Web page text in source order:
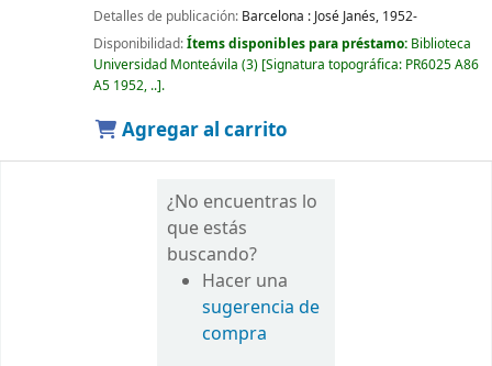
Detalles de publicación: Barcelona : José Janés, 1952-
Disponibilidad:Ítems disponibles para préstamo: Biblioteca
Universidad Monteávila (3) Signatura topográfica: PR6025 A86
A5 1952, .. .
Agregar al carrito
¿No encuentras lo
que estás
buscando?
Hacer una
sugerencia de
compra